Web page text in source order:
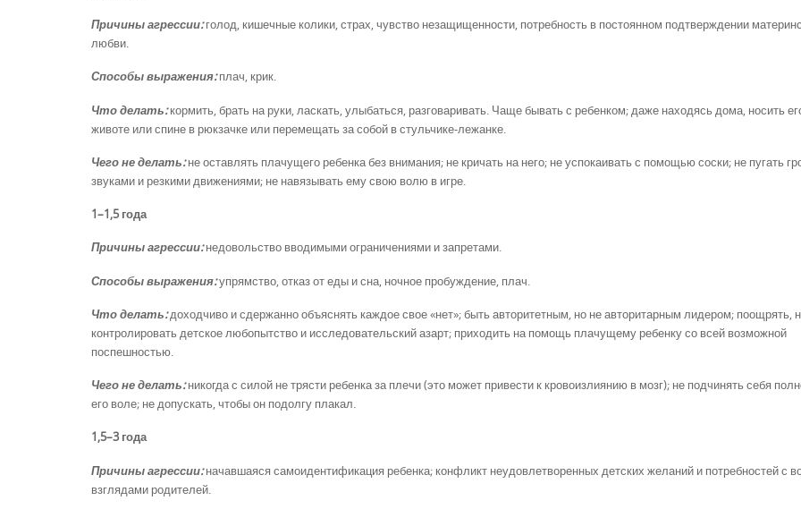
Причины агрессии:голод, кишечные колики, страх, чувство незащищенности, потребность в постоянном подтверждении
любви.
Способы выражения:плач, крик.
Что делать:кормить, брать на руки, ласкать, улыбаться, разговаривать. Чаще бывать с ребенком; даже находясь дома, носить
животе или спине в рюкзачке или перемещать за собой в стульчике-лежанке.
Чего не делать:не оставлять плачущего ребенка без внимания; не кричать на него; не успокаивать с помощью соски; не пугать
звуками и резкими движениями; не навязывать ему свою волю в игре.
1–1,5 года
Причины агрессии:недовольство вводимыми ограничениями и запретами.
Способы выражения:упрямство, отказ от еды и сна, ночное пробуждение, плач.
Что делать:доходчиво и сдержанно объяснять каждое свое «нет»; быть авторитетным, но не авторитарным лидером; поощрять,
контролировать детское любопытство и исследовательский азарт; приходить на помощь плачущему ребенку со всей возможной
поспешностью.
Чего не делать:никогда с силой не трясти ребенка за плечи (это может привести к кровоизлиянию в мозг); не подчинять себя
его воле; не допускать, чтобы он подолгу плакал.
1,5–3 года
Причины агрессии:начавшаяся самоидентификация ребенка; конфликт неудовлетворенных детских желаний и потребностей с
взглядами родителей.